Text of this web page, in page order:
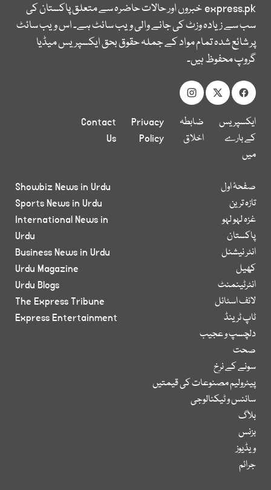
express.pkخبروں اور حالات حاضرہ سے متعلق پاکستان کی
سب سے زیادہ وزٹ کی جانے والی ویب سائٹ ہے۔ اس ویب سائٹ
پر شائع شدہ تمام مواد کے جملہ حقوق بحق ایکسپریس میڈیا
گروپ محفوظ ہیں۔
ایکسپریس
کے بارے
میں
ضابطہ
اخلاق
Privacy
Policy
Contact
Us
صفحۂ اول
تازہ ترین
غزہ لہو لہو
پاکستان
انٹر نیشنل
کھیل
انٹرٹینمنٹ
لائف اسٹائل
ٹاپ ٹرینڈ
دلچسپ و عجیب
صحت
سونے کے نرخ
پیٹرولیم مصنوعات کی قیمتیں
سائنس و ٹیکنالوجی
بلاگ
بزنس
ویڈیوز
جرائم
Showbiz News in Urdu
Sports News in Urdu
International News in
Urdu
Business News in Urdu
Urdu Magazine
Urdu Blogs
The Express Tribune
Express Entertainment